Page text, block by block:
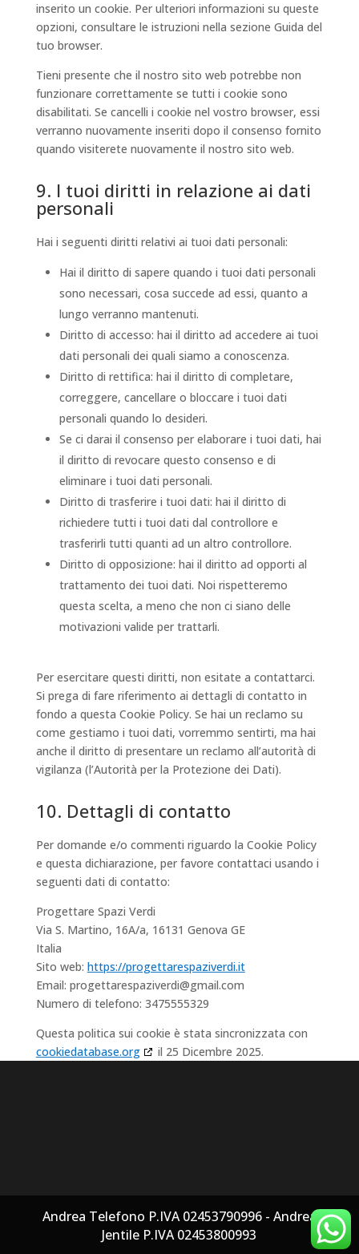
inserito un cookie. Per ulteriori informazioni su queste
opzioni, consultare le istruzioni nella sezione Guida del
tuo browser.
Tieni presente che il nostro sito web potrebbe non
funzionare correttamente se tutti i cookie sono
disabilitati. Se cancelli i cookie nel vostro browser, essi
verranno nuovamente inseriti dopo il consenso fornito
quando visiterete nuovamente il nostro sito web.
9. I tuoi diritti in relazione ai dati
personali
Hai i seguenti diritti relativi ai tuoi dati personali:
Hai il diritto di sapere quando i tuoi dati personali
sono necessari, cosa succede ad essi, quanto a
lungo verranno mantenuti.
Diritto di accesso: hai il diritto ad accedere ai tuoi
dati personali dei quali siamo a conoscenza.
Diritto di rettifica: hai il diritto di completare,
correggere, cancellare o bloccare i tuoi dati
personali quando lo desideri.
Se ci darai il consenso per elaborare i tuoi dati, hai
il diritto di revocare questo consenso e di
eliminare i tuoi dati personali.
Diritto di trasferire i tuoi dati: hai il diritto di
richiedere tutti i tuoi dati dal controllore e
trasferirli tutti quanti ad un altro controllore.
Diritto di opposizione: hai il diritto ad opporti al
trattamento dei tuoi dati. Noi rispetteremo
questa scelta, a meno che non ci siano delle
motivazioni valide per trattarli.
Per esercitare questi diritti, non esitate a contattarci.
Si prega di fare riferimento ai dettagli di contatto in
fondo a questa Cookie Policy. Se hai un reclamo su
come gestiamo i tuoi dati, vorremmo sentirti, ma hai
anche il diritto di presentare un reclamo all’autorità di
vigilanza (l’Autorità per la Protezione dei Dati).
10. Dettagli di contatto
Per domande e/o commenti riguardo la Cookie Policy
e questa dichiarazione, per favore contattaci usando i
seguenti dati di contatto:
Progettare Spazi Verdi
Via S. Martino, 16A/a, 16131 Genova GE
Italia
Sito web: https://progettarespaziverdi.it
Email: progettarespaziverdi@gmail.com
Numero di telefono: 3475555329
Questa politica sui cookie è stata sincronizzata con
cookiedatabase.org
il 25 Dicembre 2025.
Andrea Telefono P.IVA 02453790996 - Andrea
Jentile P.IVA 02453800993